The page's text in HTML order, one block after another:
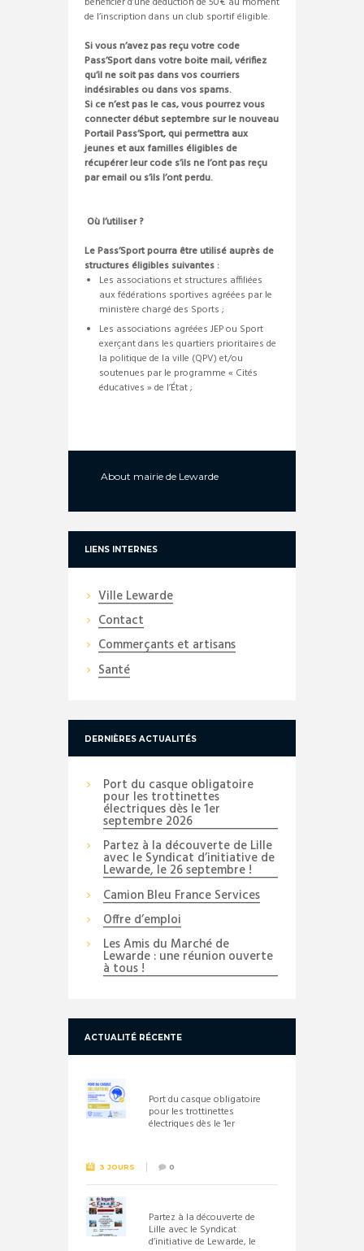
de l’inscription dans un club sportif éligible.
Si vous n’avez pas reçu votre code
Pass’Sport dans votre boite mail, vérifiez
qu’il ne soit pas dans vos courriers
indésirables ou dans vos spams.
Si ce n’est pas le cas, vous pourrez vous
connecter début septembre sur le nouveau
Portail Pass’Sport, qui permettra aux
jeunes et aux familles éligibles de
récupérer leur code s’ils ne l’ont pas reçu
par email ou s’ils l’ont perdu.
Où l’utiliser ?
Le Pass’Sport pourra être utilisé auprès de
structures éligibles suivantes :
Les associations et structures affiliées
aux fédérations sportives agréées par le
ministère chargé des Sports ;
Les associations agréées JEP ou Sport
exerçant dans les quartiers prioritaires de
la politique de la ville (QPV) et/ou
soutenues par le programme « Cités
éducatives » de l’État ;
About mairie de Lewarde
LIENS INTERNES
Ville Lewarde
Contact
Commerçants et artisans
Santé
DERNIÈRES ACTUALITÉS
Port du casque obligatoire
pour les trottinettes
électriques dès le 1er
septembre 2026
Partez à la découverte de Lille
avec le Syndicat d’initiative de
Lewarde, le 26 septembre !
Camion Bleu France Services
Offre d’emploi
Les Amis du Marché de
Lewarde : une réunion ouverte
à tous !
ACTUALITÉ RÉCENTE
Port du casque obligatoire
pour les trottinettes
électriques dès le 1er
3 JOURS 0
Partez à la découverte de
Lille avec le Syndicat
d’initiative de Lewarde, le